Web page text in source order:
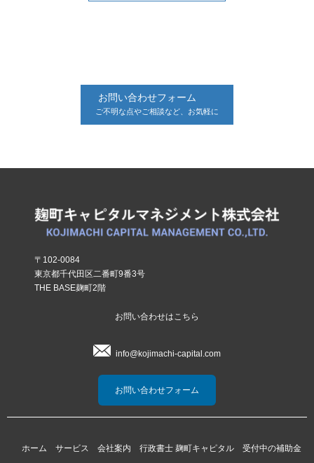
お問い合わせフォーム
ご不明な点やご相談など、お気軽に
〒102-0084
東京都千代田区二番町9番3号
THE BASE麹町2階
お問い合わせはこちら
info@kojimachi-capital.com
お問い合わせフォーム
ホーム サービス 会社案内 行政書士 麹町キャピタル 受付中の補助金